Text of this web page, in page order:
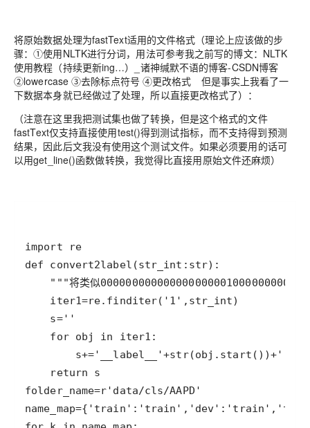
将原始数据处理为fastText适用的文件格式（理论上应该做的步
骤：①使用NLTK进行分词，用法可参考我之前写的博文：NLTK
使用教程（持续更新ing…）_诸神缄默不语的博客-CSDN博客
②lowercase ③去除标点符号 ④更改格式 但是事实上我看了一
下数据本身就已经做过了处理，所以直接更改格式了）：
（注意在这里我把测试集也做了转换，但是这个格式的文件
fastText仅支持直接使用test()得到测试指标，而不支持得到预测
结果，因此后文我没有使用这个测试文件。如果必须要用的话可
以用get_line()函数做转换，我觉得比直接用原始文件还麻烦）
import re